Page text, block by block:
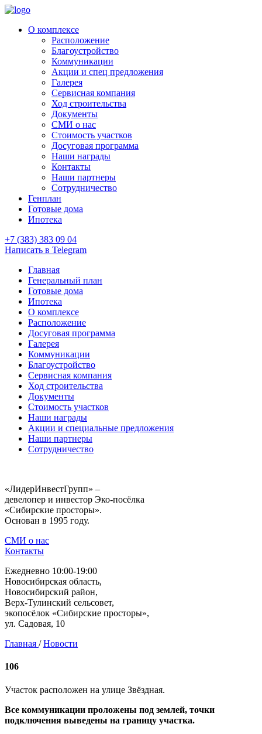
О комплексе
Расположение
Благоустройство
Коммуникации
Акции и спец предложения
Галерея
Сервисная компания
Ход строительства
Документы
СМИ о нас
Стоимость участков
Досуговая программа
Наши награды
Контакты
Наши партнеры
Сотрудничество
Генплан
Готовые дома
Ипотека
+7 (383) 383 09 04
Написать в Telegram
Главная
Генеральный план
Готовые дома
Ипотека
О комплексе
Расположение
Досуговая программа
Галерея
Коммуникации
Благоустройство
Сервисная компания
Ход строительства
Документы
Стоимость участков
Наши награды
Акции и специальные предложения
Наши партнеры
Сотрудничество
«ЛидерИнвестГрупп» –
девелопер и инвестор Эко-посёлка
«Сибирские просторы».
Основан в 1995 году.
СМИ о нас
Контакты
Ежедневно 10:00-19:00
Новосибирская область,
Новосибирский район,
Верх-Тулинский сельсовет,
экопосёлок «Сибирские просторы»,
ул. Садовая, 10
Главная / Новости
106
Участок расположен на улице Звёздная.
Все коммуникации проложены под землей, точки
подключения выведены на границу участка.